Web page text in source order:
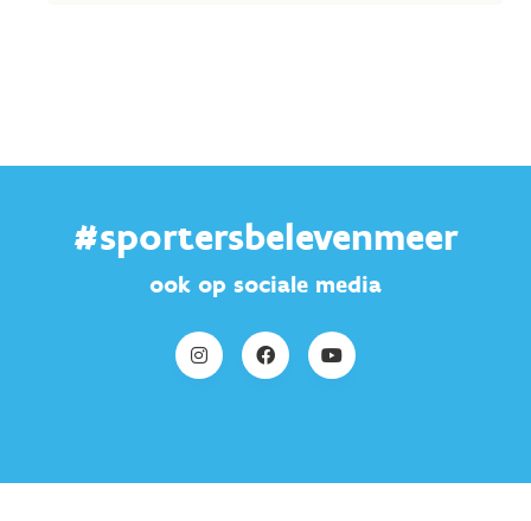
#sportersbelevenmeer
ook op sociale media